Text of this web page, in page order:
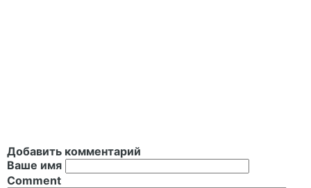
Добавить комментарий
Ваше имя
Comment